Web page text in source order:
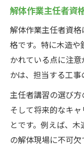
解体作業主任者資
解体作業主任者資
格です。特に木造
かれている点に注
かは、担当する工事
主任者講習の選び方
そして将来的なキ
とです。例えば、
の解体現場に不可